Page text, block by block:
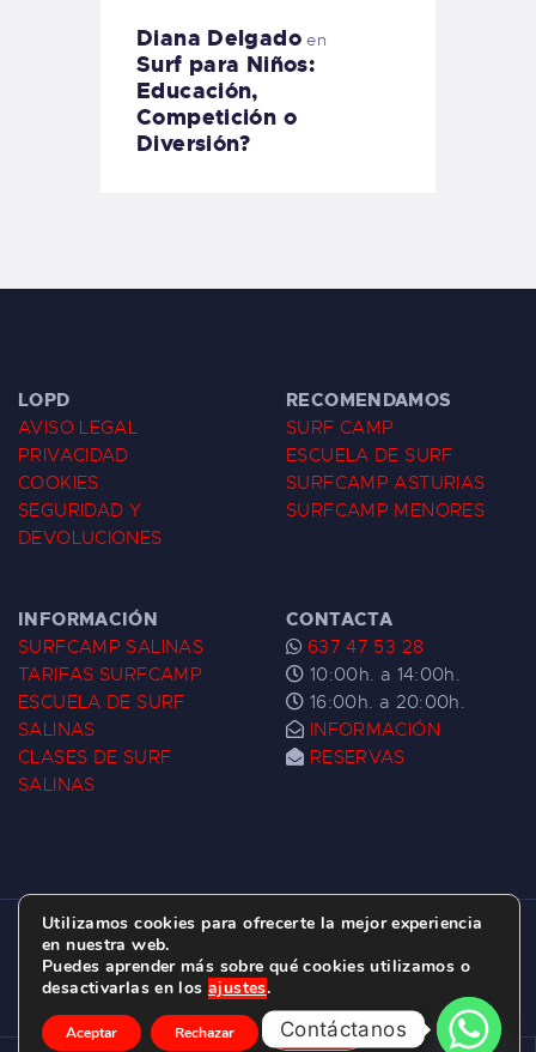
Diana Delgadoen
Surf para Niños:
Educación,
Competición o
Diversión?
LOPD
AVISO LEGAL
PRIVACIDAD
COOKIES
SEGURIDAD Y
DEVOLUCIONES
RECOMENDAMOS
SURF CAMP
ESCUELA DE SURF
SURFCAMP ASTURIAS
SURFCAMP MENORES
INFORMACIÓN
SURFCAMP SALINAS
TARIFAS SURFCAMP
ESCUELA DE SURF
SALINAS
CLASES DE SURF
SALINAS
CONTACTA
637 47 53 28
10:00h. a 14:00h.
16:00h. a 20:00h.
INFORMACIÓN
RESERVAS
ESCUELA DE SURF LAS DUNAS ©
2026.
C/ BERNARDO ÁLVAREZ GALAN 1, SALINAS
(ASTURIAS)
Utilizamos cookies para ofrecerte la mejor experiencia
en nuestra web.
Puedes aprender más sobre qué cookies utilizamos o
desactivarlas en los ajustes.
Aceptar Rechazar Ajustes
Contáctanos